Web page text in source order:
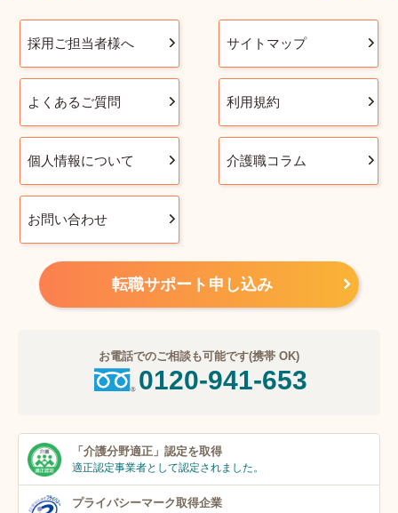
採用ご担当者様へ サイトマップ
よくあるご質問 利用規約
個人情報について 介護職コラム
お問い合わせ
転職サポート申し込み
お電話でのご相談も可能です(携帯 OK)
0120-941-653
「介護分野適正」 認定を取得
適正認定事業者として認定されました。
プライバシーマーク取得企業